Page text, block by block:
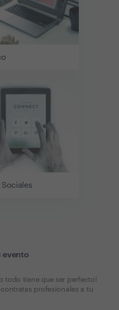
Sociales
evento
todo tiene que ser perfecto!
profesionales a tu